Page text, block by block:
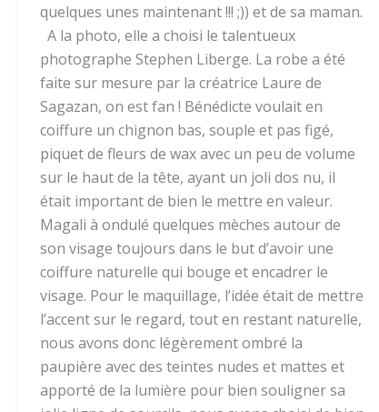
quelques unes maintenant !!! ;)) et de sa maman.
A la photo, elle a choisi le talentueux
photographe Stephen Liberge. La robe a été
faite sur mesure par la créatrice Laure de
Sagazan, on est fan ! Bénédicte voulait en
coiffure un chignon bas, souple et pas figé,
piquet de fleurs de wax avec un peu de volume
sur le haut de la tête, ayant un joli dos nu, il
était important de bien le mettre en valeur.
Magali à ondulé quelques mèches autour de
son visage toujours dans le but d’avoir une
coiffure naturelle qui bouge et encadrer le
visage. Pour le maquillage, l’idée était de mettre
l’accent sur le regard, tout en restant naturelle,
nous avons donc légèrement ombré la
paupière avec des teintes nudes et mattes et
apporté de la lumière pour bien souligner sa